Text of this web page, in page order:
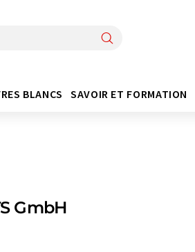
BLANCS SAVOIR ET FORMATION
GmbH